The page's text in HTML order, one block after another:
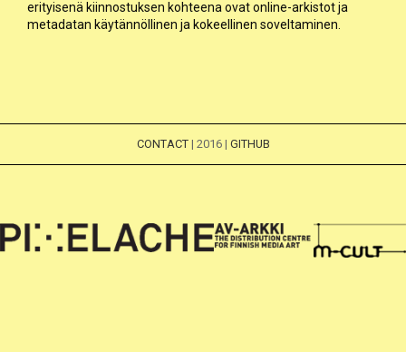
erityisenä kiinnostuksen kohteena ovat online-arkistot ja
metadatan käytännöllinen ja kokeellinen soveltaminen.
CONTACT| 2016 | GITHUB